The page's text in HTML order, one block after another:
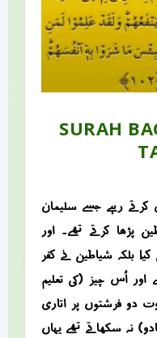
SURAH
کرتے رہے جسے سلیمان
پڑھا کرتے تھے۔ اور
بلکہ شیاطین نے کفر
اور اُس چیز (کی تعلیم
دو فرشتوں پر اتاری
نہ سکھاتے تھے یہاں